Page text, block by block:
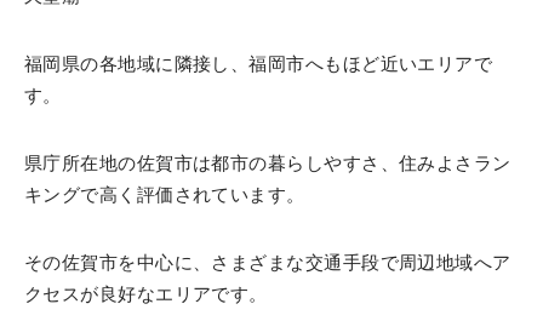
福岡県の各地域に隣接し、福岡市へもほど近いエリアで
す。
県庁所在地の佐賀市は都市の暮らしやすさ、住みよさラン
キングで高く評価されています。
その佐賀市を中心に、さまざまな交通手段で周辺地域へア
クセスが良好なエリアです。